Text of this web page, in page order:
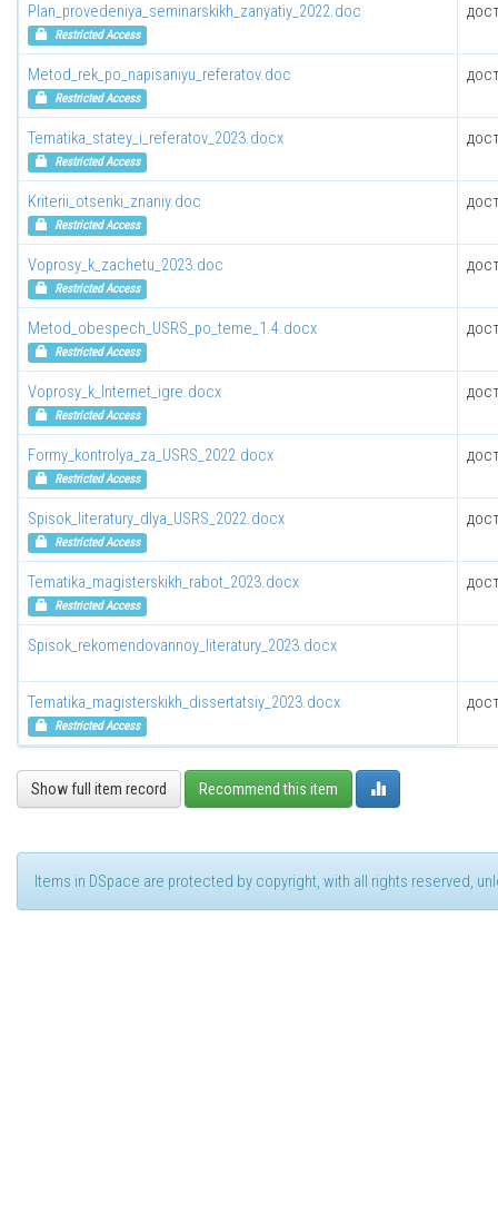
Plan_provedeniya_seminarskikh_zanyatiy_2022.doc
Restricted Access
Metod_rek_po_napisaniyu_referatov.doc
Restricted Access
Tematika_statey_i_referatov_2023.docx
Restricted Access
Kriterii_otsenki_znaniy.doc
Restricted Access
Voprosy_k_zachetu_2023.doc
Restricted Access
Metod_obespech_USRS_po_teme_1.4.docx
Restricted Access
Voprosy_k_Internet_igre.docx
Restricted Access
Formy_kontrolya_za_USRS_2022.docx
Restricted Access
Spisok_literatury_dlya_USRS_2022.docx
Restricted Access
Tematika_magisterskikh_rabot_2023.docx
Restricted Access
Spisok_rekomendovannoy_literatury_2023.docx
Tematika_magisterskikh_dissertatsiy_2023.docx
Restricted Access
Show full item record Recommend this item
Items in DSpace are protected by copyright, with all rights reserved,